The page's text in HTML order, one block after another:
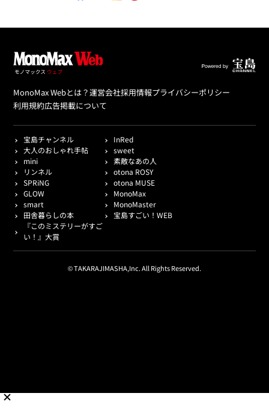
MonoMax Webとは？運営会社採用情報プライバシーポリシー
利用規約広告掲載について
宝島チャンネル
InRed
大人のおしゃれ手帖
sweet
mini
素敵なあの人
リンネル
otona ROSY
SPRiNG
otona MUSE
GLOW
MonoMax
smart
MonoMaster
田舎暮らしの本
宝島すごい！WEB
『このミステリーがすご
い！』大賞
© TAKARAJIMASHA,Inc. All Rights Reserved.